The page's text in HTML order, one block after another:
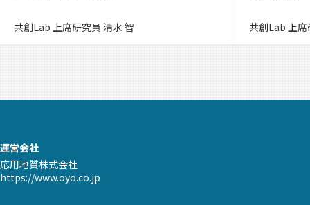
共創Lab 上席研究員 清水 智 共創Lab 上席
運営会社
応用地質株式会社
https://www.oyo.co.jp